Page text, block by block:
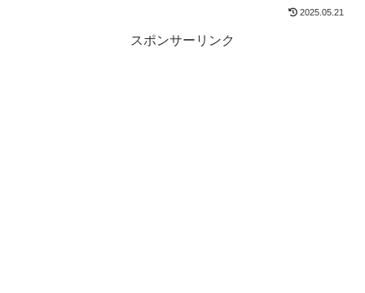
2025.05.21
スポンサーリンク